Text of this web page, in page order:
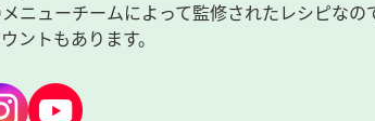
ニューチームによって監修されたレシピなの
ントもあります。